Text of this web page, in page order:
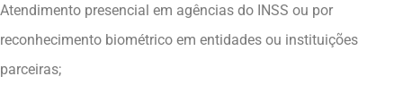
Atendimento presencial em agências do INSS ou por
reconhecimento biométrico em entidades ou instituições
parceiras;